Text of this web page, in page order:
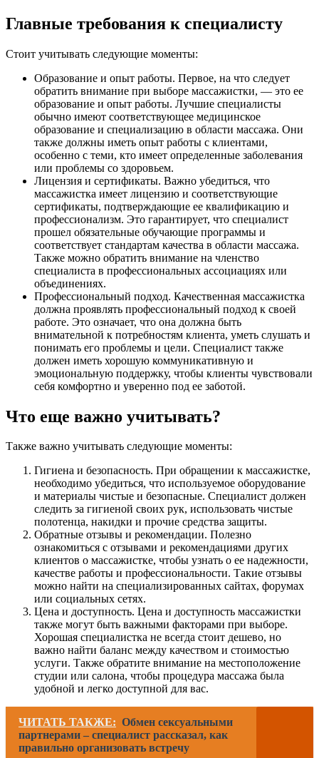
Главные требования к специалисту
Стоит учитывать следующие моменты:
Образование и опыт работы. Первое, на что следует
обратить внимание при выборе массажистки, — это ее
образование и опыт работы. Лучшие специалисты
обычно имеют соответствующее медицинское
образование и специализацию в области массажа. Они
также должны иметь опыт работы с клиентами,
особенно с теми, кто имеет определенные заболевания
или проблемы со здоровьем.
Лицензия и сертификаты. Важно убедиться, что
массажистка имеет лицензию и соответствующие
сертификаты, подтверждающие ее квалификацию и
профессионализм. Это гарантирует, что специалист
прошел обязательные обучающие программы и
соответствует стандартам качества в области массажа.
Также можно обратить внимание на членство
специалиста в профессиональных ассоциациях или
объединениях.
Профессиональный подход. Качественная массажистка
должна проявлять профессиональный подход к своей
работе. Это означает, что она должна быть
внимательной к потребностям клиента, уметь слушать и
понимать его проблемы и цели. Специалист также
должен иметь хорошую коммуникативную и
эмоциональную поддержку, чтобы клиенты чувствовали
себя комфортно и уверенно под ее заботой.
Что еще важно учитывать?
Также важно учитывать следующие моменты:
Гигиена и безопасность. При обращении к массажистке,
необходимо убедиться, что используемое оборудование
и материалы чистые и безопасные. Специалист должен
следить за гигиеной своих рук, использовать чистые
полотенца, накидки и прочие средства защиты.
Обратные отзывы и рекомендации. Полезно
ознакомиться с отзывами и рекомендациями других
клиентов о массажистке, чтобы узнать о ее надежности,
качестве работы и профессиональности. Такие отзывы
можно найти на специализированных сайтах, форумах
или социальных сетях.
Цена и доступность. Цена и доступность массажистки
также могут быть важными факторами при выборе.
Хорошая специалистка не всегда стоит дешево, но
важно найти баланс между качеством и стоимостью
услуги. Также обратите внимание на местоположение
студии или салона, чтобы процедура массажа была
удобной и легко доступной для вас.
ЧИТАТЬ ТАКЖЕ: Обмен сексуальными
партнерами – специалист рассказал, как
правильно организовать встречу